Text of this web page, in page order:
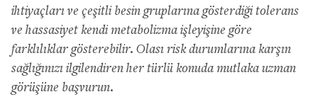
ihtiyaçları ve çeşitli besin gruplarına gösterdiği tolerans
ve hassasiyet kendi metabolizma işleyişine göre
farklılıklar gösterebilir. Olası risk durumlarına karşın
sağlığınızı ilgilendiren her türlü konuda mutlaka uzman
görüşüne başvurun.